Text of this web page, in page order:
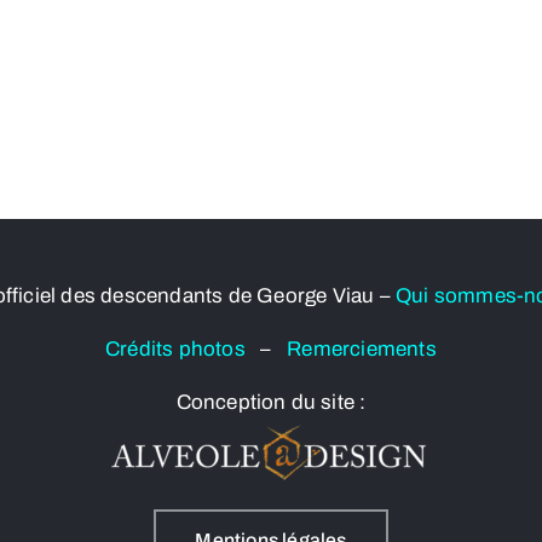
des descendants de George Viau – Qui sommes-
Crédits photos– Remerciements
Conception du site :